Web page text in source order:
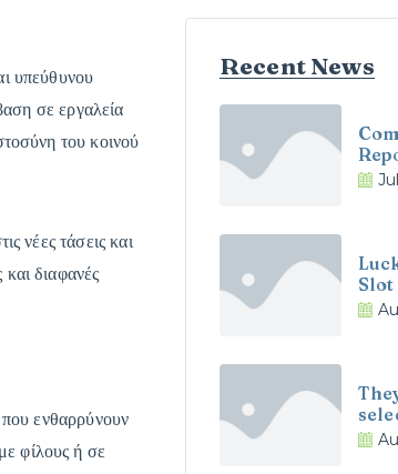
υπεύθυνου
σε εργαλεία
του κοινού
νέες τάσεις και
διαφανές
που ενθαρρύνουν
φίλους ή σε
Recent News
and
Slot
with